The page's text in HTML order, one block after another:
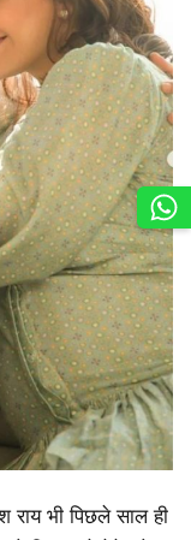
राय भी पिछले साल ही